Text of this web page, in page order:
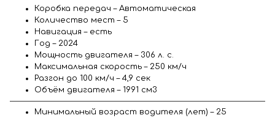
Коробка передач – Автоматическая
Количество мест – 5
Навигация – есть
Год – 2024
Мощность двигателя – 306 л. с.
Максимальная скорость – 250 км/ч
Разгон до 100 км/ч – 4,9 сек
Объём двигателя – 1991 см3
Минимальный возраст водителя (лет) – 25